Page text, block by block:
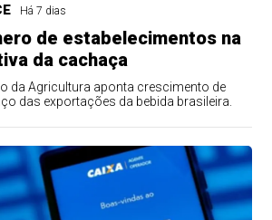
Há 7 dias
de estabelecimentos na
da cachaça
da Agricultura aponta crescimento de
das exportações da bebida brasileira.